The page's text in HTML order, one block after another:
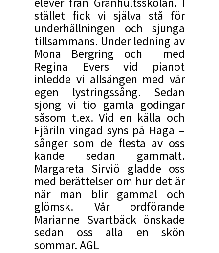
stället fick vi själva stå för
underhållningen och sjunga
tillsammans. Under ledning av
Mona Bergring och med
Regina Evers vid pianot
inledde vi allsången med vår
egen lystringssång. Sedan
sjöng vi tio gamla godingar
såsom t.ex. Vid en källa och
Fjäriln vingad syns på Haga –
sånger som de flesta av oss
kände sedan gammalt.
Margareta Sirviö gladde oss
med berättelser om hur det är
när man blir gammal och
glömsk. Vår ordförande
Marianne Svartbäck önskade
sedan oss alla en skön
sommar. AGL